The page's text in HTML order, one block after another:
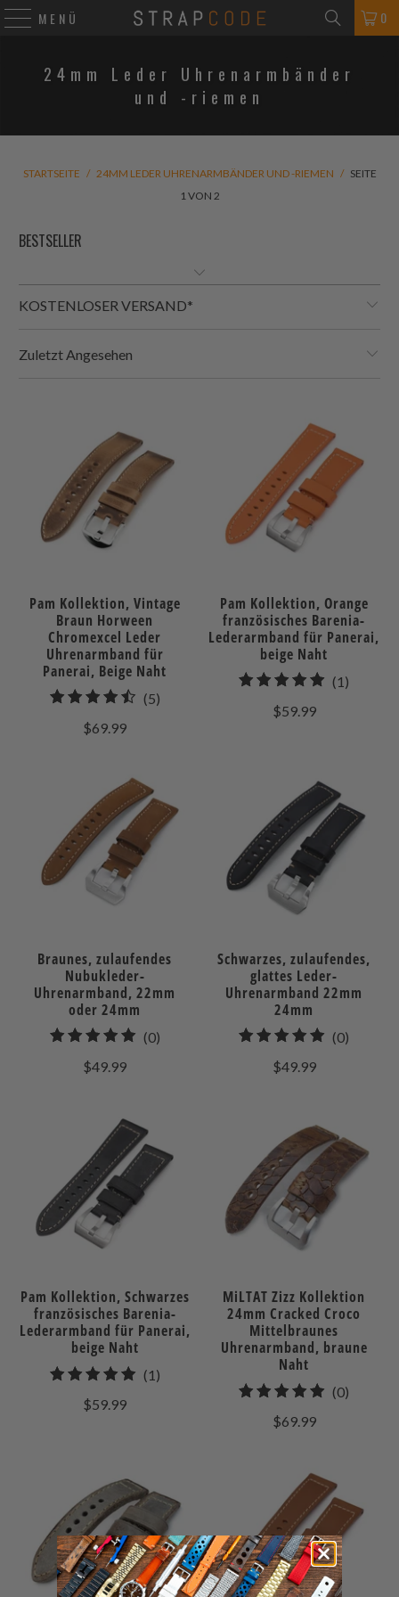
MENÜ 0
24mm Leder Uhrenarmbänder
und -riemen
STARTSEITE / 24MM LEDER UHRENARMBÄNDER UND -RIEMEN / SEITE
1 VON 2
KOSTENLOSER VERSAND*
Zuletzt Angesehen
Pam Kollektion, Vintage
Braun Horween
Chromexcel Leder
Uhrenarmband für
Panerai, Beige Naht
(5)5
$69.99
Pam Kollektion, Orange
französisches Barenia-
Lederarmband für Panerai,
beige Naht
(1)
$59.99
Braunes, zulaufendes
Nubukleder-
Uhrenarmband, 22mm
oder 24mm
(0)0
$49.99
Schwarzes, zulaufendes,
glattes Leder-
Uhrenarmband 22mm
24mm
(0)
$49.99
Pam Kollektion, Schwarzes
französisches Barenia-
Lederarmband für Panerai,
beige Naht
(1)1
$59.99
MiLTAT Zizz Kollektion
24mm Cracked Croco
Mittelbraunes
Uhrenarmband, braune
Naht
(0)
$69.99